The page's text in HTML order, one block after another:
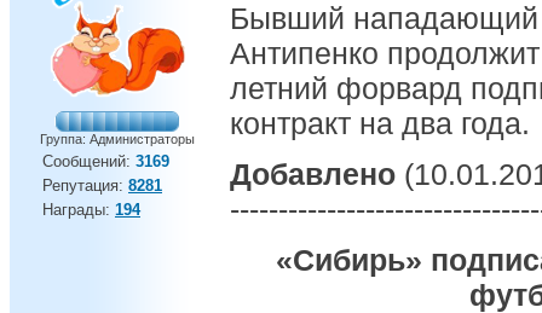
Группа: Администраторы
Сообщений: 3169
Репутация: 8281
Награды: 194
Бывший нападающий
Антипенко
летний форвард
контракт на два года.
Добавлено
«Сибирь»